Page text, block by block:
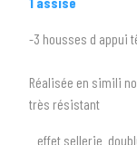
SÉLECTIONNEZ LE
Tous les types
-3 housses d appui
Réalisée en simili
très résistant
effet sellerie